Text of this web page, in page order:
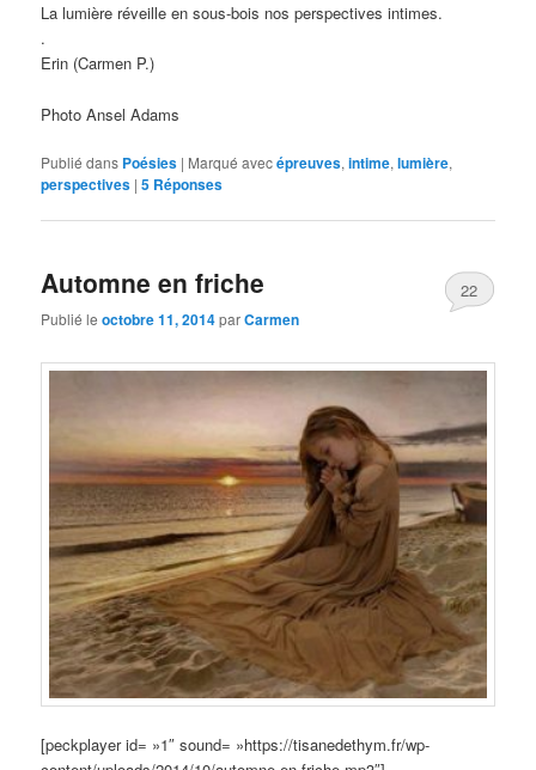
La lumière réveille en sous-bois nos perspectives intimes.
.
Erin (Carmen P.)
Photo Ansel Adams
Publié dans Poésies | Marqué avecépreuves,intime,lumière,
perspectives |5 Réponses
Automne en friche
Publié leoctobre 11, 2014parCarmen
22
[peckplayer id= »1″ sound= »https://tisanedethym.fr/wp-